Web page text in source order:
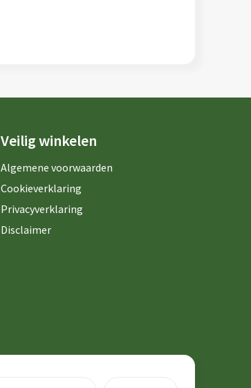
Veilig winkelen
Algemene voorwaarden
Cookieverklaring
Privacyverklaring
Disclaimer